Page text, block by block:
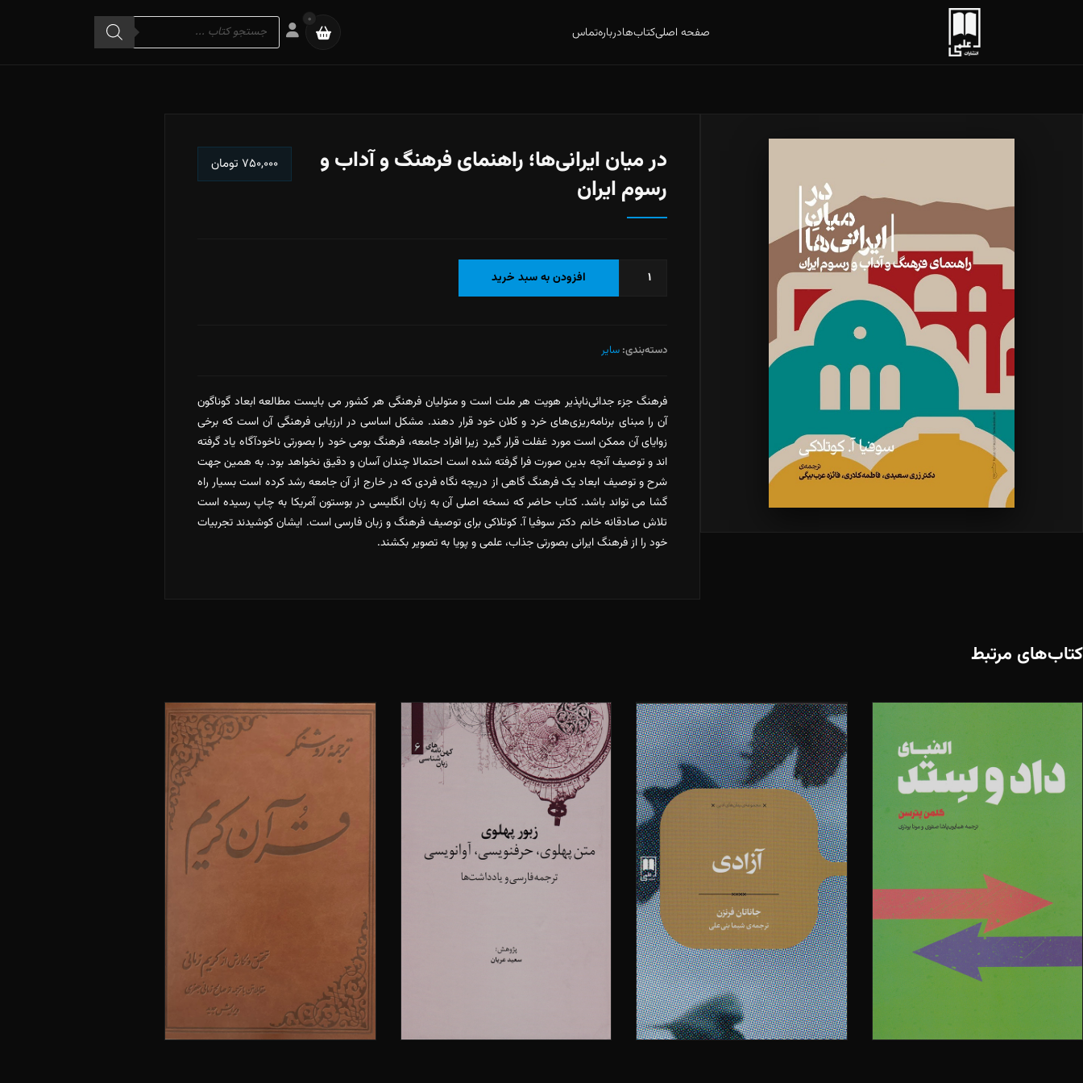
صفحه اصلیکتاب‌هادربارهتماس
0
Products
search
در میان ایرانی‌ها؛ راهنمای فرهنگ و آداب و
رسوم ایران
۷۵۰,۰۰۰ تومان
فرهنگ
و
رسوم
ایران
عدد
افزودن به سبد خرید
دسته‌بندی: سایر
فرهنگ جزء جدائی‌ناپذیر هویت هر ملت است و متولیان فرهنگی هر کشور می بایست مطالعه ابعاد گوناگون
آن را مبنای برنامه‌ریزی‌های خرد و کلان خود قرار دهند. مشکل اساسی در ارزیابی فرهنگی آن است که برخی
زوایای آن ممکن است مورد غفلت قرار گیرد زیرا افراد جامعه، فرهنگ بومی خود را بصورتی ناخودآگاه یاد گرفته
اند و توصیف آنچه بدین صورت فرا گرفته شده است احتمالا چندان آسان و دقیق نخواهد بود. به همین جهت
شرح و توصیف ابعاد یک فرهنگ گاهی از دریچه نگاه فردی که در خارج از آن جامعه رشد کرده است بسیار راه
گشا می تواند باشد. کتاب حاضر که نسخه اصلی آن به زبان انگلیسی در بوستون آمریکا به چاپ رسیده است
تلاش صادقانه خانم دکتر سوفیا آ. کوتلاکی برای توصیف فرهنگ و زبان فارسی است. ایشان کوشیدند تجربیات
خود را از فرهنگ ایرانی بصورتی جذاب، علمی و پویا به تصویر بکشند.
کتاب‌های مرتبط